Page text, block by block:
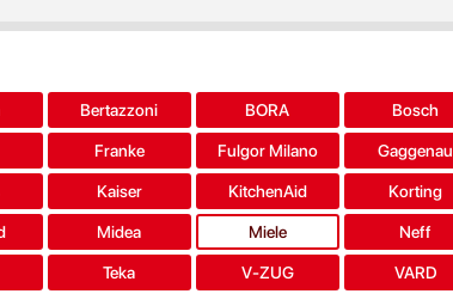
Bertazzoni BORA Bosch
Franke Fulgor Milano Gaggenau
Kaiser KitchenAid Korting
Midea Miele Neff
Teka V-ZUG VARD